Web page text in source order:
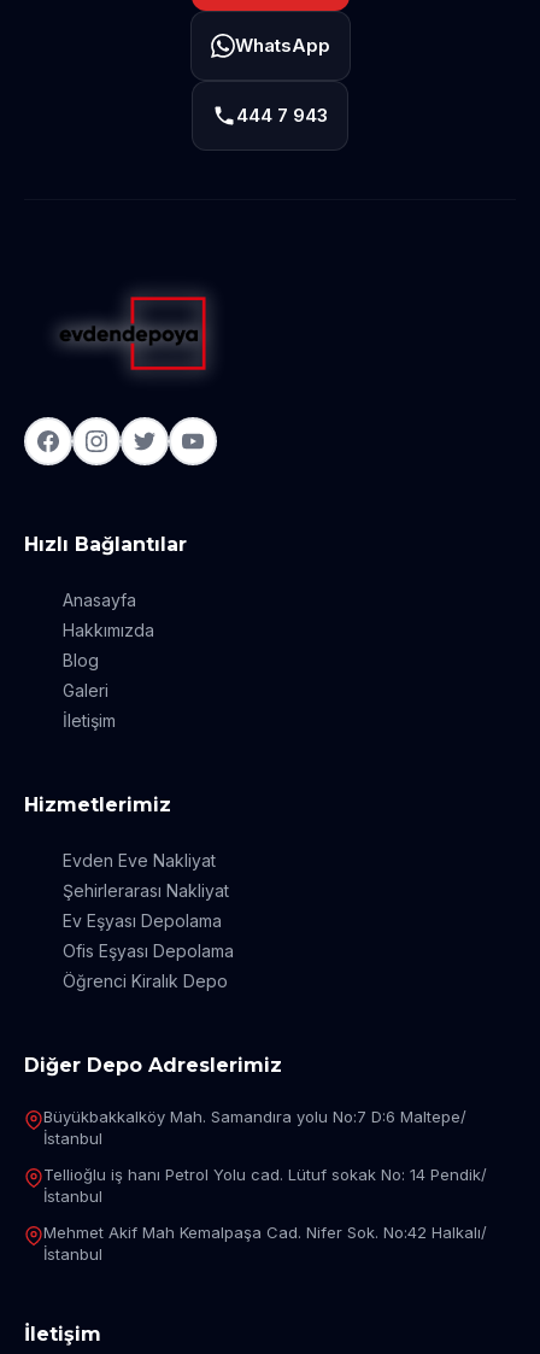
WhatsApp
444 7 943
Hızlı Bağlantılar
Anasayfa
Hakkımızda
Blog
Galeri
İletişim
Hizmetlerimiz
Evden Eve Nakliyat
Şehirlerarası Nakliyat
Ev Eşyası Depolama
Ofis Eşyası Depolama
Öğrenci Kiralık Depo
Diğer Depo Adreslerimiz
Büyükbakkalköy Mah. Samandıra yolu No:7 D:6 Maltepe/
İstanbul
Tellioğlu iş hanı Petrol Yolu cad. Lütuf sokak No: 14 Pendik/
İstanbul
Mehmet Akif Mah Kemalpaşa Cad. Nifer Sok. No:42 Halkalı/
İstanbul
İletişim